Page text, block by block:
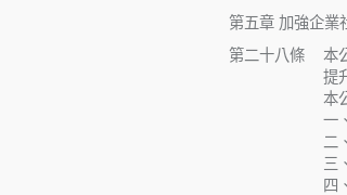
第五章 加強企業
第二十八條
本
提
本
一
二
三
四